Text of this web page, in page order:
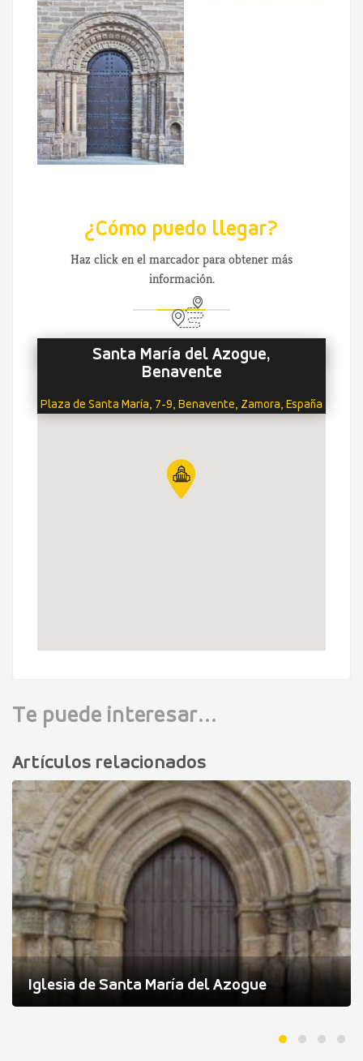
¿Cómo puedo llegar?
Haz click en el marcador para obtener más
información.
Santa María del Azogue,
Benavente
Plaza de Santa María, 7-9, Benavente, Zamora, España
Te puede interesar...
Artículos relacionados
Iglesia de Santa María del Azogue